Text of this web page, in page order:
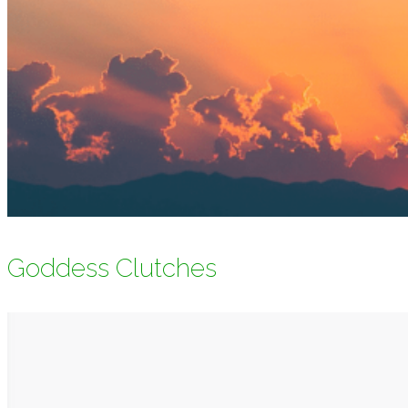
Goddess Clutches